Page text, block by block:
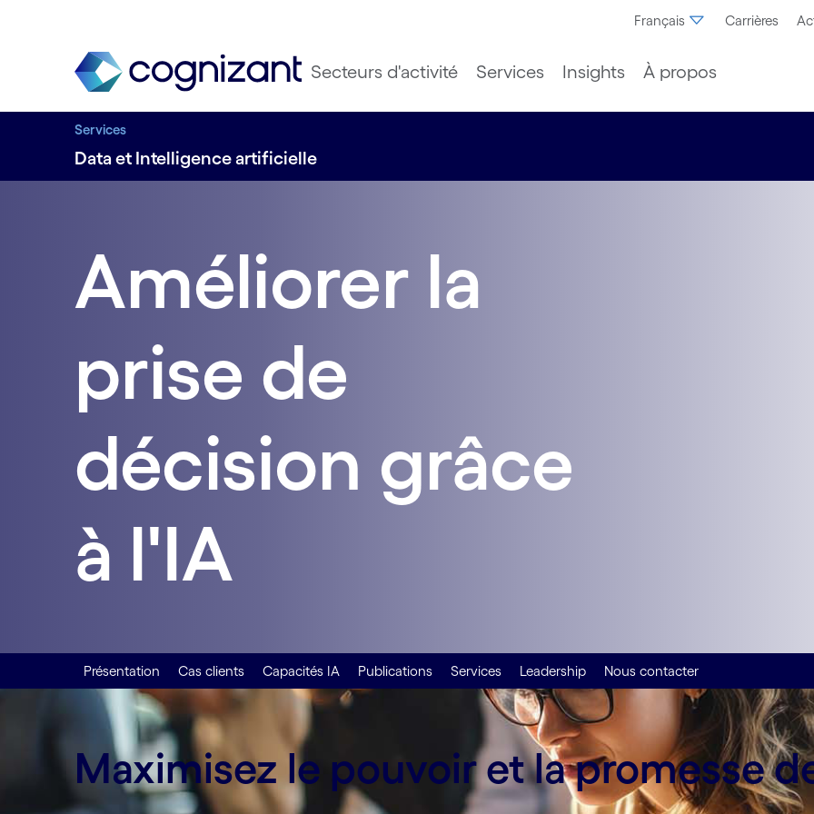
Français Carrières
Secteurs d'activité Services Insights À propos
Services
Data et Intelligence artificielle
Améliorer la
prise de
décision grâce
à l'IA
Présentation Cas clients Capacités IA Publications Services Leadership Nous contacter
Maximisez le pouvoir et la promesse